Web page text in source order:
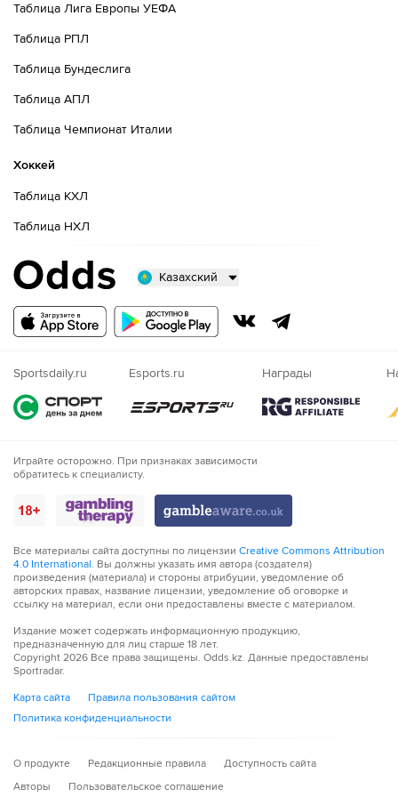
Таблица Лига Европы УЕФА
Таблица РПЛ
Таблица Бундеслига
Таблица АПЛ
Таблица Чемпионат Италии
Хоккей
Таблица КХЛ
Таблица НХЛ
Казахский
Русский
Nigeria
Sportsdaily.ru Esports.ru Награды
Играйте осторожно. При признаках зависимости
обратитесь к специалисту.
Все материалы сайта доступны по лицензии Creative Commons Attribution
4.0 International. Вы должны указать имя автора (создателя)
произведения (материала) и стороны атрибуции, уведомление об
авторских правах, название лицензии, уведомление об оговорке и
ссылку на материал, если они предоставлены вместе с материалом.
Издание может содержать информационную продукцию,
предназначенную для лиц старше 18 лет.
Copyright 2026 Все права защищены. Odds.kz. Данные предоставлены
Sportradar.
Карта сайта
Правила пользования сайтом
Политика конфиденциальности
О продукте Редакционные правила
Доступность сайта
Авторы
Пользовательское соглашение